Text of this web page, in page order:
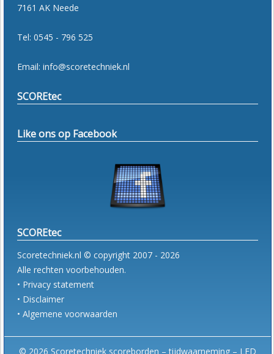
7161 AK Neede
Tel: 0545 - 796 525
Email: info@scoretechniek.nl
SCOREtec
Like ons op Facebook
SCOREtec
Scoretechniek.nl © copyright 2007 - 2026
Alle rechten voorbehouden.
• Privacy statement
• Disclaimer
• Algemene voorwaarden
© 2026 Scoretechniek scoreborden – tijdwaarneming – LED